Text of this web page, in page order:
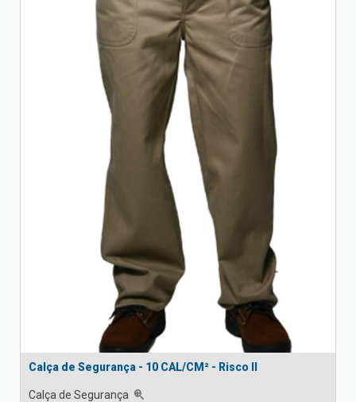
Calça de Segurança - 10 CAL/CM² - Risco II
Calça de Segurança